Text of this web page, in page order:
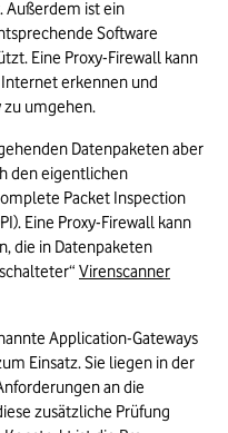
Außerdem ist ein
Software
Eine Proxy-Firewall kann
erkennen und
zu umgehen.
Datenpaketen aber
den eigentlichen
Packet Inspection
Eine Proxy-Firewall kann
die in Datenpaketen
Virenscanner
Application-Gateways
Einsatz. Sie liegen in der
an die
zusätzliche Prüfung